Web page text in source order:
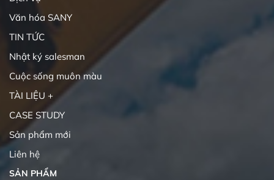
Văn hóa SANY
TIN TỨC
Nhật ký salesman
Cuộc sống muôn màu
TÀI LIỆU +
CASE STUDY
Sản phẩm mới
Liên hệ
SẢN PHẨM